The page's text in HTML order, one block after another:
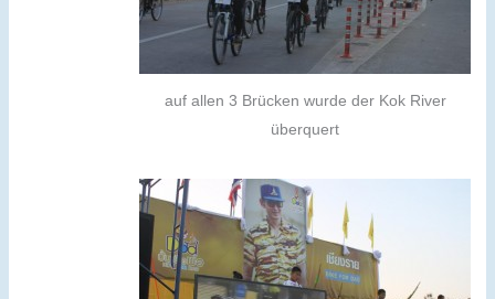
auf allen 3 Brücken wurde der Kok River
überquert